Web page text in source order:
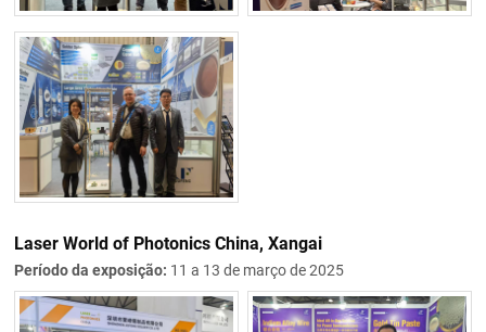
Laser World of Photonics China, Xangai
Período da exposição: 11 a 13 de março de 2025